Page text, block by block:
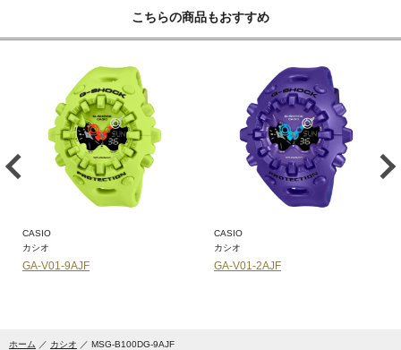
こちらの商品もおすすめ
CASIO
カシオ
GA-V01-9AJF
CASIO
カシオ
GA-V01-2AJF
ホーム カシオ MSG-B100DG-9AJF